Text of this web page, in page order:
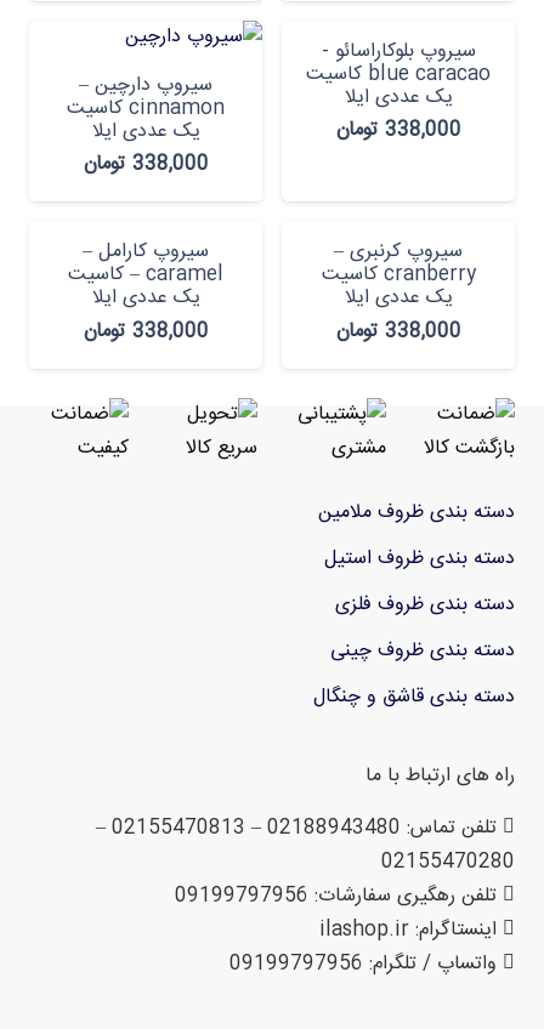
سیروپ بلوکاراسائو -
blue caracao کاسیت
یک عددی ایلا
338,000 تومان
سیروپ دارچین –
cinnamon کاسیت
یک عددی ایلا
338,000 تومان
سیروپ کرنبری –
cranberry کاسیت
یک عددی ایلا
338,000 تومان
سیروپ کارامل –
caramel – کاسیت
یک عددی ایلا
338,000 تومان
دسته بندی ظروف ملامین
دسته بندی ظروف استیل
دسته بندی ظروف فلزی
دسته بندی ظروف چینی
دسته بندی قاشق و چنگال
راه های ارتباط با ما
تلفن تماس: 02188943480 – 02155470813 –
02155470280
تلفن رهگیری سفارشات: 09199797956
اینستاگرام: ilashop.ir
واتساپ / تلگرام: 09199797956